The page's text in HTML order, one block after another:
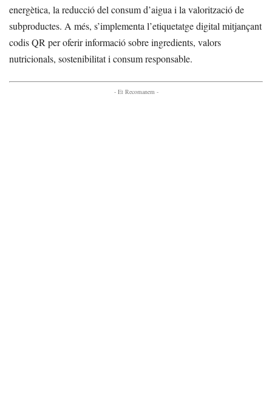
energètica, la reducció del consum d’aigua i la valorització de
subproductes. A més, s’implementa l’etiquetatge digital mitjançant
codis QR per oferir informació sobre ingredients, valors
nutricionals, sostenibilitat i consum responsable.
- Et Recomanem -